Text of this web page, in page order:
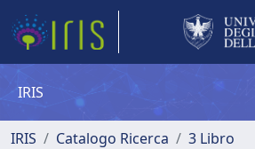
IRIS
IRIS Catalogo Ricerca
3 Libro